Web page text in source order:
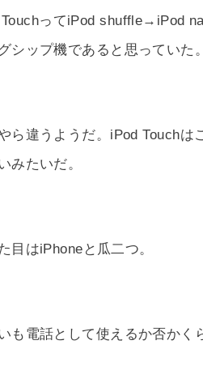
ってiPod shuffle→iPod
シップ機であると思っていた。
ら違うようだ。iPod Touchは
みたいだ。
目はiPhoneと瓜二つ。
も電話として使えるか否かく